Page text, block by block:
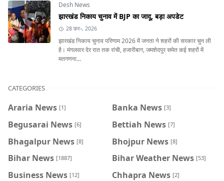
Desh News
झारखंड निकाय चुनाव में BJP का जादू, बड़ा अपडेट
28 फ़र॰, 2026
झारखंड निकाय चुनाव परिणाम 2026 में जनता ने शहरों की सरकार चुन ली
है। मंगलवार देर रात तक रांची, हजारीबाग, जमशेदपुर समेत कई शहरों में
मतगणना...
CATEGORIES
Araria News [1] Banka News [3]
Begusarai News [6] Bettiah News [7]
Bhagalpur News [8] Bhojpur News [8]
Bihar News [1887] Bihar Weather News [53]
Business News [12] Chhapra News [2]